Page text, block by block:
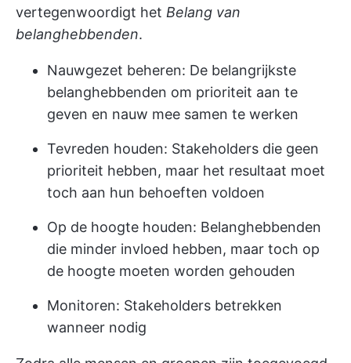
vertegenwoordigt het Belang van
belanghebbenden.
Nauwgezet beheren: De belangrijkste
belanghebbenden om prioriteit aan te
geven en nauw mee samen te werken
Tevreden houden: Stakeholders die geen
prioriteit hebben, maar het resultaat moet
toch aan hun behoeften voldoen
Op de hoogte houden: Belanghebbenden
die minder invloed hebben, maar toch op
de hoogte moeten worden gehouden
Monitoren: Stakeholders betrekken
wanneer nodig